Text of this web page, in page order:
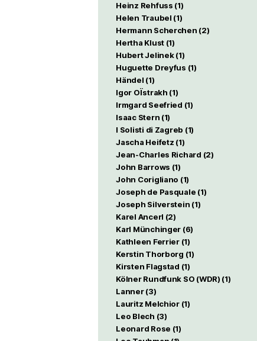
Heinz Rehfuss (1)
Helen Traubel (1)
Hermann Scherchen (2)
Hertha Klust(1)
Hubert Jelinek(1)
Huguette Dreyfus (1)
Händel (1)
Igor OÏstrakh (1)
Irmgard Seefried (1)
Isaac Stern (1)
I Solisti di Zagreb (1)
Jascha Heifetz (1)
Jean-Charles Richard (2)
John Barrows (1)
John Corigliano (1)
Joseph de Pasquale (1)
Joseph Silverstein (1)
Karel Ancerl (2)
Karl Münchinger (6)
Kathleen Ferrier(1)
Kerstin Thorborg (1)
Kirsten Flagstad (1)
Kölner Rundfunk SO (WDR) (1)
Lanner(3)
Lauritz Melchior(1)
Leo Blech (3)
Leonard Rose (1)